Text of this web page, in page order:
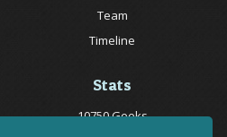
Team
Timeline
Stats
10750 Geeks